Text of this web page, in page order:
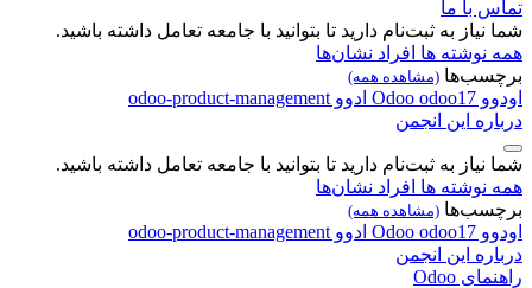
تماس با ما
شما نیاز به ثبت‌نام دارید تا بتوانید با جامعه تعامل داشته باشید.
همه نوشته ها افراد نشان‌ها
برچسب‌ها (مشاهده همه)
اودوو Odoo odoo17 ادوو odoo-product-management
درباره این انجمن
شما نیاز به ثبت‌نام دارید تا بتوانید با جامعه تعامل داشته باشید.
همه نوشته ها افراد نشان‌ها
برچسب‌ها (مشاهده همه)
اودوو Odoo odoo17 ادوو odoo-product-management
درباره این انجمن
راهنمای Odoo